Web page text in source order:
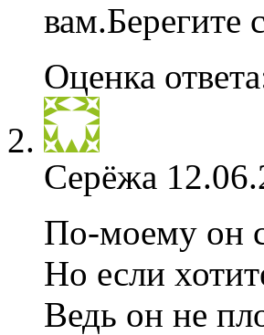
вам.Берегите
Оценка
Серёжа
По-моему он
Но если
Ведь он не